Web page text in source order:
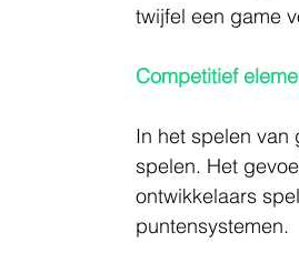
twijfel een game
Competitief
In het spelen van
spelen. Het
ontwikkelaars
puntensystemen.